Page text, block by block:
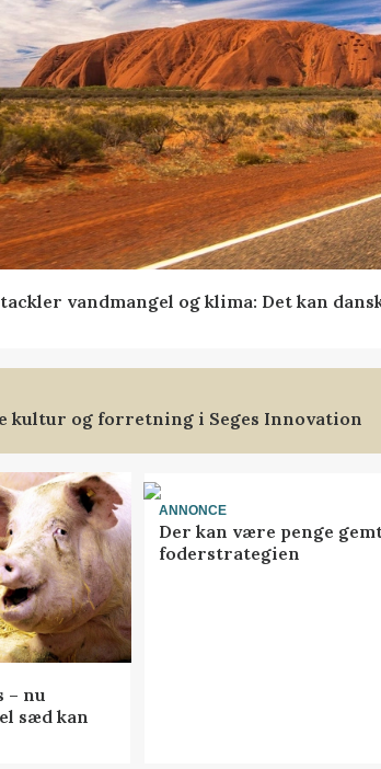
vandmangel og klima: Det kan
kultur og forretning i Seges Innovation
– nu
sæd kan
ANNONCE
Der kan være penge
foderstrategien